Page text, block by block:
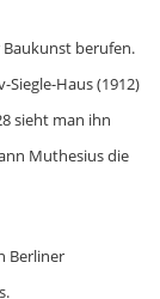
berufen.
Haus (1912)
sieht man ihn
Muthesius die
Berliner